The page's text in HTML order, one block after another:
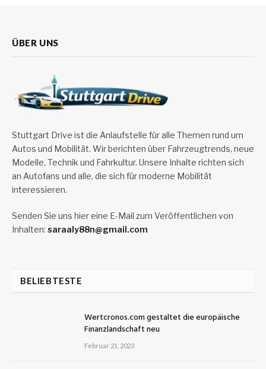
ÜBER UNS
Stuttgart Drive ist die Anlaufstelle für alle Themen rund um
Autos und Mobilität. Wir berichten über Fahrzeugtrends, neue
Modelle, Technik und Fahrkultur. Unsere Inhalte richten sich
an Autofans und alle, die sich für moderne Mobilität
interessieren.
Senden Sie uns hier eine E-Mail zum Veröffentlichen von
Inhalten: saraaly88n@gmail.com
BELIEBTESTE
Wertcronos.com gestaltet die europäische
Finanzlandschaft neu
Februar 21, 2023